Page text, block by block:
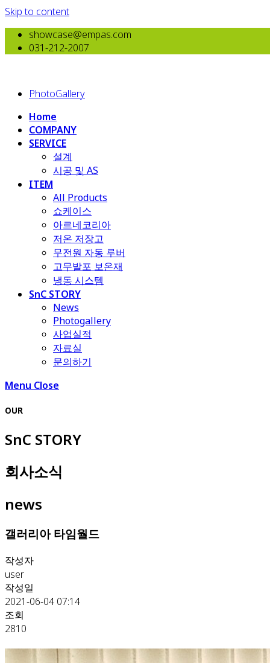
Skip to content
showcase@empas.com
031-212-2007
PhotoGallery
Home
COMPANY
SERVICE
설계
시공 및 AS
ITEM
All Products
​쇼케이스
아르네코리아
저온 저장고
무전원 자동 루버
고무발포 보온재
냉동 시스템
SnC STORY
News
Photogallery
사업실적
자료실
문의하기
Menu Close
OUR
SnC STORY
회사소식
news
갤러리아 타임월드
작성자
user
작성일
2021-06-04 07:14
조회
2810